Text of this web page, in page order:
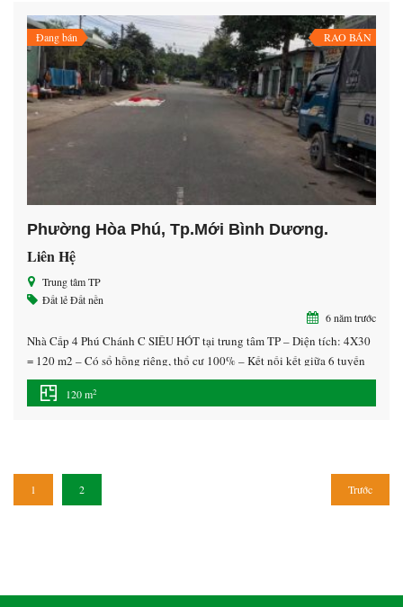
Đang bán RAO BÁN
Phường Hòa Phú, Tp.Mới Bình Dương.
Liên Hệ
Trung tâm TP
Đất lẻĐất nền
6 năm trước
Nhà Cấp 4 Phú Chánh C SIÊU HÓT tại trung tâm TP – Diện tích: 4X30
= 120 m2 – Có sổ hồng riêng, thổ cư 100% – Kết nối kết giữa 6 tuyến
đường Tạo Lực… Cũng như các trường trung học Nguyễn Khuyến,
trường trung học Ngô Thời Nhiệm, Đại Học Quốc Tế […]
120 m2
Trước
1 2